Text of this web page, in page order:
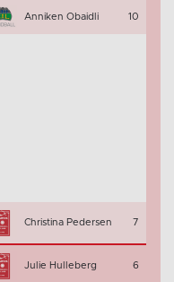
Anniken Obaidli 10
Christina Pedersen 7
Julie Hulleberg 6